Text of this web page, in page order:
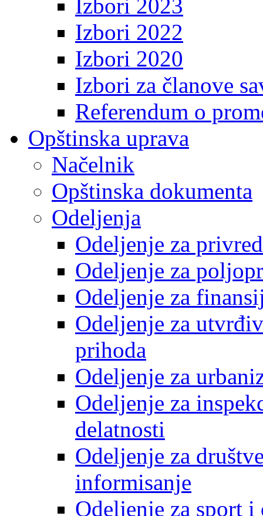
Izbori 2023
Izbori 2022
Izbori 2020
Izbori za članove
Referendum o
Opštinska uprava
Načelnik
Opštinska dokumenta
Odeljenja
Odeljenje za
Odeljenje za
Odeljenje za
Odeljenje za
prihoda
Odeljenje za
Odeljenje za
delatnosti
Odeljenje za
informisanje
Odeljenje za sport